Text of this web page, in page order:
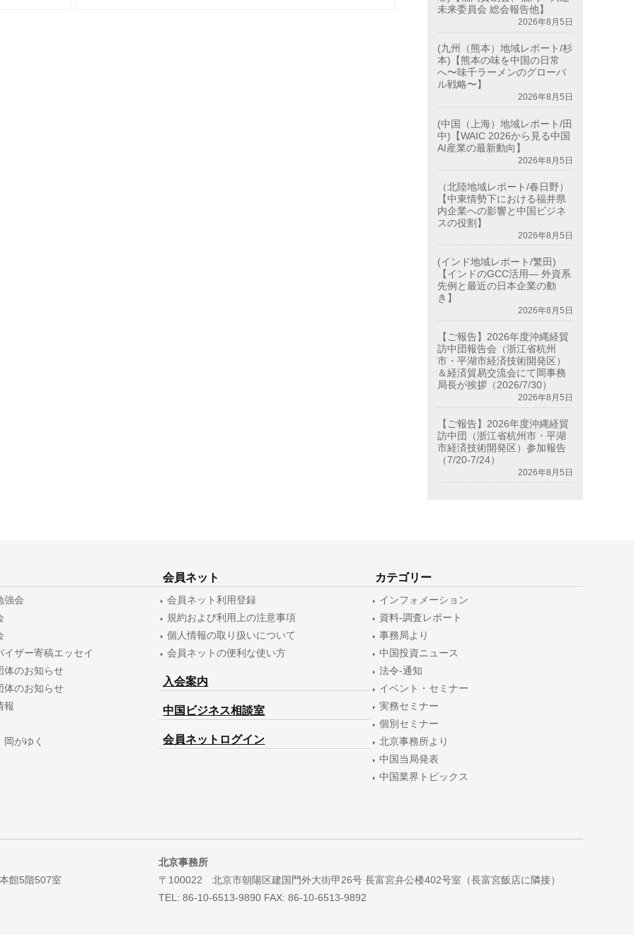
未来委員会 総会報告他】
2026年8月5日
(九州（熊本）地域レポート/杉
本)【熊本の味を中国の日常
へ〜味千ラーメンのグローバ
ル戦略〜】
2026年8月5日
(中国（上海）地域レポート/田
中)【WAIC 2026から見る中国
AI産業の最新動向】
2026年8月5日
（北陸地域レポート/春日野）
【中東情勢下における福井県
内企業への影響と中国ビジネ
スの役割】
2026年8月5日
(インド地域レポート/繁田)
【インドのGCC活用― 外資系
先例と最近の日本企業の動
き】
2026年8月5日
【ご報告】2026年度沖縄経貿
訪中団報告会（浙江省杭州
市・平湖市経済技術開発区）
＆経済貿易交流会にて岡事務
局長が挨拶（2026/7/30）
2026年8月5日
【ご報告】2026年度沖縄経貿
訪中団（浙江省杭州市・平湖
市経済技術開発区）参加報告
（7/20-7/24）
2026年8月5日
強会
イザー寄稿エッセイ
体のお知らせ
体のお知らせ
報
がゆく
会員ネット
会員ネット利用登録
規約および利用上の注意事項
個人情報の取り扱いについて
会員ネットの便利な使い方
入会案内
中国ビジネス相談室
会員ネットログイン
カテゴリー
インフォメーション
資料-調査レポート
事務局より
中国投資ニュース
法令-通知
イベント・セミナー
実務セミナー
個別セミナー
北京事務所より
中国当局発表
中国業界トピックス
館5階507室
北京事務所
〒100022 北京市朝陽区建国門外大街甲26号 長富宮弁公楼402号室（長富宮飯店に隣接）
TEL: 86-10-6513-9890 FAX: 86-10-6513-9892